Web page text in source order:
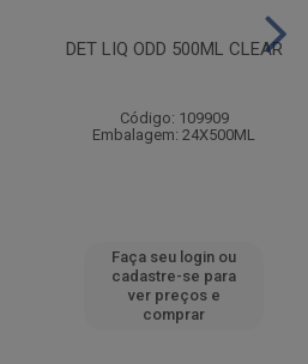
DET LIQ ODD 500ML CLEAR
Código: 109909
Embalagem: 24X500ML
Faça seu login ou
cadastre-se para
ver preços e
comprar